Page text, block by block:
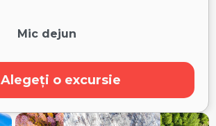
Mic dejun
Alegeți o excursie